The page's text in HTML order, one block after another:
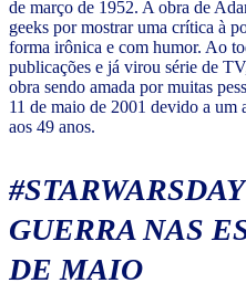
de março de 1952. A obra de
geeks por mostrar uma crítica à
forma irônica e com humor. Ao
publicações e já virou série de
obra sendo amada por muitas
11 de maio de 2001 devido a um
aos 49 anos.
GUERRA NAS
DE MAIO